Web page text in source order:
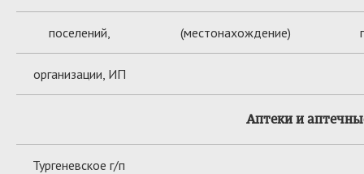
поселений, (местонахождение)
организации, ИП
Аптеки и
Тургеневское г/п